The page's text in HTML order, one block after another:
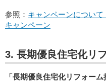
参照： キャンペーンについ
キャンペーン
3. 長期優良住宅化リ
「長期優良住宅化リフォー